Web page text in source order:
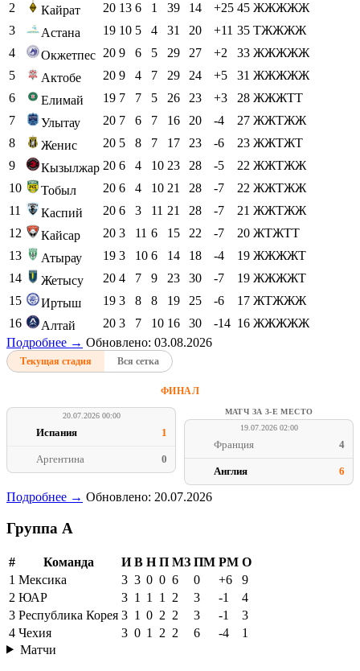
2
Кайрат 20 13 6 1 39 14 +25 45 ЖЖЖЖЖ
3
Астана 19 10 5 4 31 20 +11 35 ТЖЖЖЖ
4
Окжетпес 20 9 6 5 29 27 +2 33 ЖЖЖЖЖ
5
Актобе 20 9 4 7 29 24 +5 31 ЖЖЖЖЖ
6
Елимай 19 7 7 5 26 23 +3 28 ЖЖЖТТ
7
Улытау 20 7 6 7 16 20 -4 27 ЖЖТЖЖ
8
Женис 20 5 8 7 17 23 -6 23 ЖЖТЖТ
9
Кызылжар 20 6 4 10 23 28 -5 22 ЖЖТЖЖ
10
Тобыл 20 6 4 10 21 28 -7 22 ЖЖТЖЖ
11
Каспий 20 6 3 11 21 28 -7 21 ЖЖТЖЖ
12
Кайсар 20 3 11 6 15 22 -7 20 ЖТЖТТ
13
Атырау 19 3 10 6 14 18 -4 19 ЖЖЖЖТ
14
Жетысу 20 4 7 9 23 30 -7 19 ЖЖЖЖТ
15
Иртыш 19 3 8 8 19 25 -6 17 ЖТЖЖЖ
16
Алтай 20 3 7 10 16 30 -14 16 ЖЖЖЖЖ
Подробнее → Обновлено: 03.08.2026
Текущая стадия Вся сетка
ФИНАЛ
20.07.2026 00:00
Испания 1
Аргентина 0
МАТЧ ЗА 3-Е МЕСТО
19.07.2026 02:00
Франция 4
Англия 6
Подробнее → Обновлено: 20.07.2026
Группа A
# Команда И В Н П МЗ ПМ РМ О
1 Мексика 3 3 0 0 6 0 +6
9
2 ЮАР 3 1 1 1 2 3 -1
4
3 Республика Корея 3 1 0 2 2 3 -1
3
4 Чехия 3 0 1 2 2 6 -4
1
Матчи